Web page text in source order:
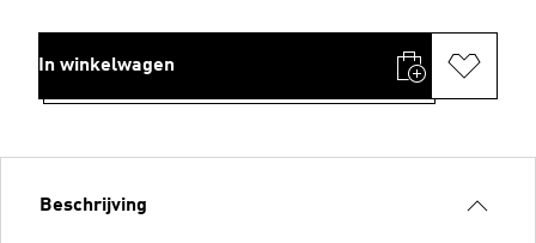
In winkelwagen
Beschrijving